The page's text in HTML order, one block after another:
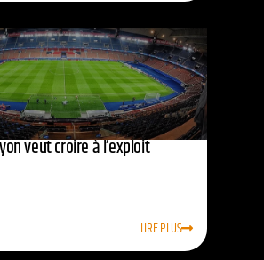
veut croire à l’exploit
LIRE PLUS